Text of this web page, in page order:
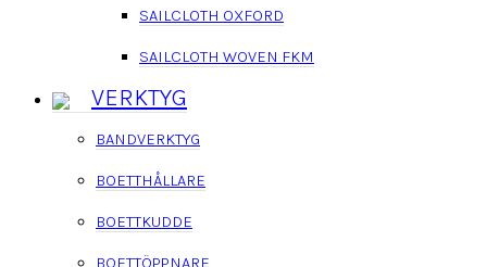
SAILCLOTH OXFORD
SAILCLOTH WOVEN FKM
VERKTYG
BANDVERKTYG
BOETTHÅLLARE
BOETTKUDDE
BOETTÖPPNARE